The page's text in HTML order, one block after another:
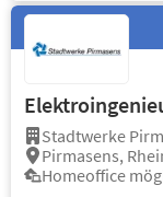
Stadtwerke
Pirmasens,
Homeoffice